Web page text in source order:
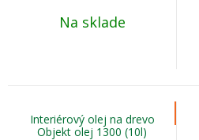
Na sklade
Interiérový olej na drevo
Objekt olej 1300 (10l)